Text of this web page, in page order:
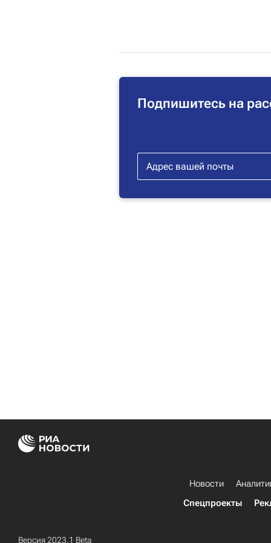
Подпишитесь на
Новости
Спецпроекты
Версия 2023.1 Beta